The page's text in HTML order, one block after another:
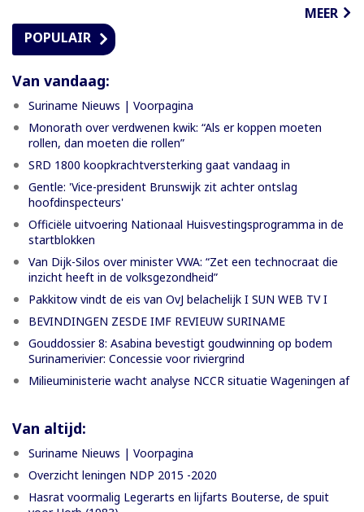
MEER
POPULAIR
Van vandaag:
Suriname Nieuws | Voorpagina
Monorath over verdwenen kwik: “Als er koppen moeten
rollen, dan moeten die rollen”
SRD 1800 koopkrachtversterking gaat vandaag in
Gentle: 'Vice-president Brunswijk zit achter ontslag
hoofdinspecteurs'
Officiële uitvoering Nationaal Huisvestingsprogramma in de
startblokken
Van Dijk-Silos over minister VWA: “Zet een technocraat die
inzicht heeft in de volksgezondheid”
Pakkitow vindt de eis van OvJ belachelijk I SUN WEB TV I
BEVINDINGEN ZESDE IMF REVIEUW SURINAME
Gouddossier 8: Asabina bevestigt goudwinning op bodem
Surinamerivier: Concessie voor riviergrind
Milieuministerie wacht analyse NCCR situatie Wageningen af
Van altijd:
Suriname Nieuws | Voorpagina
Overzicht leningen NDP 2015 -2020
Hasrat voormalig Legerarts en lijfarts Bouterse, de spuit